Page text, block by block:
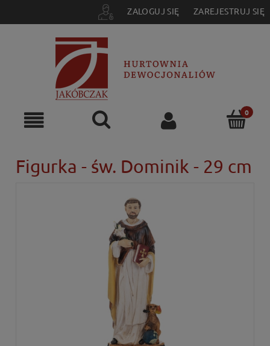
ZALOGUJ SIĘ ZAREJESTRUJ SIĘ
Figurka - św. Dominik - 29 cm